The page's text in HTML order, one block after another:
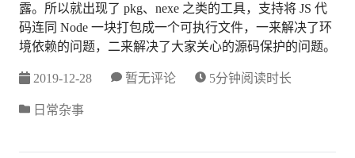
露。所以就出现了 pkg、nexe 之类的工具，支持将 JS 代
码连同 Node 一块打包成一个可执行文件，一来解决了环
境依赖的问题，二来解决了大家关心的源码保护的问题。
2019-12-28 暂无评论 5分钟阅读时长
日常杂事